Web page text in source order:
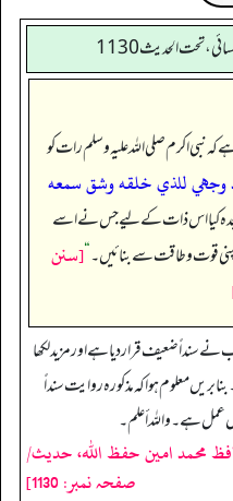
تحت الحديث 1130
نبی اکرم صلی اللہ علیہ وسلم رات کو
للذي خلقه وشق سمعه
کیا اس ذات کے لیے جس نے اسے
قوت و طاقت سے بنائیں۔‏‏‏‏“[سنن
نے سنداً ضعیف قرار دیا ہے اور مزید لکھا
معلوم ہوا کہ مذکورہ روایت سنداً
عمل ہے۔ واللہ أعلم۔
محمد امین حفظ اللہ، حدیث/
صفحہ نمبر: 1130]